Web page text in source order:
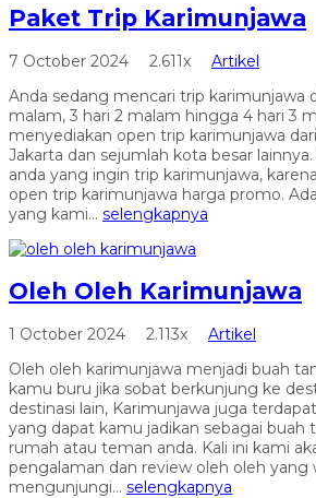
Paket Trip Karimunjawa
7 October 2024 2.611x
Artikel
Anda sedang mencari trip karimunjawa
malam, 3 hari 2 malam hingga 4 hari 3
menyediakan open trip karimunjawa
Jakarta dan sejumlah kota besar
anda yang ingin trip karimunjawa,
open trip karimunjawa harga promo.
yang kami... selengkapnya
Oleh Oleh Karimunjawa
1 October 2024 2.113x
Artikel
Oleh oleh karimunjawa menjadi buah
kamu buru jika sobat berkunjung ke
destinasi lain, Karimunjawa juga
yang dapat kamu jadikan sebagai buah
rumah atau teman anda. Kali ini kami
pengalaman dan review oleh oleh yang
mengunjungi... selengkapnya